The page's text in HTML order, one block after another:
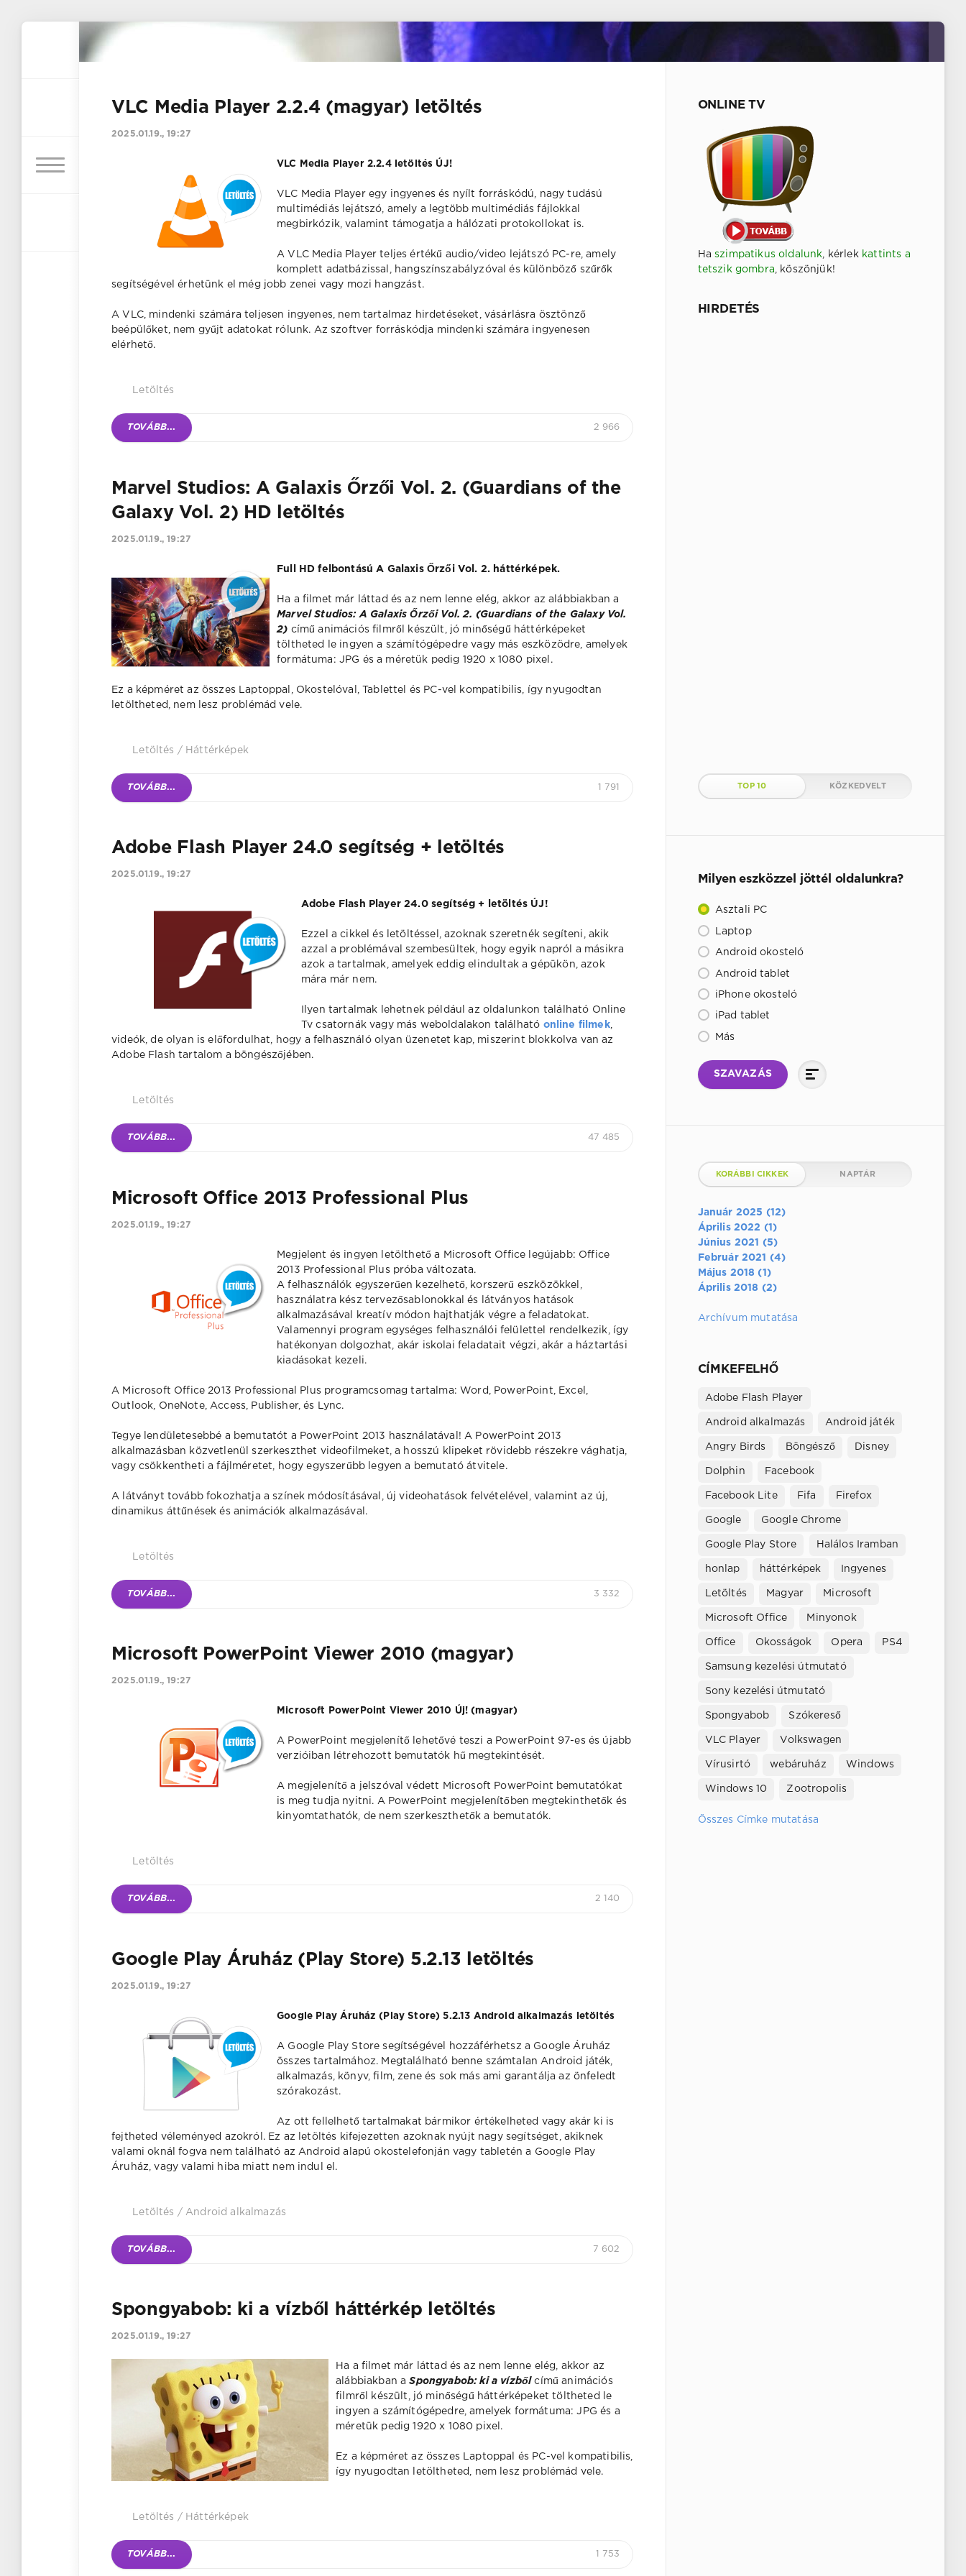
VLC Media Player 2.2.4 (magyar) letöltés
2025.01.19., 19:27
VLC Media Player 2.2.4 letöltés ÚJ!
VLC Media Player egy ingyenes és nyílt forráskódú, nagy tudású
multimédiás lejátszó, amely a legtöbb multimédiás fájlokkal
megbirkózik, valamint támogatja a hálózati protokollokat is.
A VLC Media Player teljes értékű audio/video lejátszó PC-re, amely
komplett adatbázissal, hangszínszabályzóval és különböző szűrők
segítségével érhetünk el még jobb zenei vagy mozi hangzást.
A VLC, mindenki számára teljesen ingyenes, nem tartalmaz hirdetéseket, vásárlásra ösztönző
beépülőket, nem gyűjt adatokat rólunk. Az szoftver forráskódja mindenki számára ingyenesen
elérhető.
Letöltés
TOVÁBB... 2 966
Marvel Studios: A Galaxis Őrzői Vol. 2. (Guardians of the
Galaxy Vol. 2) HD letöltés
2025.01.19., 19:27
Full HD felbontású A Galaxis Őrzői Vol. 2. háttérképek.
Ha a filmet már láttad és az nem lenne elég, akkor az alábbiakban a
Marvel Studios: A Galaxis Őrzői Vol. 2. (Guardians of the Galaxy Vol.
2) című animációs filmről készült, jó minőségű háttérképeket
töltheted le ingyen a számítógépedre vagy más eszközödre, amelyek
formátuma: JPG és a méretük pedig 1920 x 1080 pixel.
Ez a képméret az összes Laptoppal, Okostelóval, Tablettel és PC-vel kompatibilis, így nyugodtan
letöltheted, nem lesz problémád vele.
Letöltés / Háttérképek
TOVÁBB... 1 791
Adobe Flash Player 24.0 segítség + letöltés
2025.01.19., 19:27
Adobe Flash Player 24.0 segítség + letöltés ÚJ!
Ezzel a cikkel és letöltéssel, azoknak szeretnék segíteni, akik
azzal a problémával szembesültek, hogy egyik napról a másikra
azok a tartalmak, amelyek eddig elindultak a gépükön, azok
mára már nem.
Ilyen tartalmak lehetnek például az oldalunkon található Online
Tv csatornák vagy más weboldalakon található online filmek,
videók, de olyan is előfordulhat, hogy a felhasználó olyan üzenetet kap, miszerint blokkolva van az
Adobe Flash tartalom a böngészőjében.
Letöltés
TOVÁBB... 47 485
Microsoft Office 2013 Professional Plus
2025.01.19., 19:27
Megjelent és ingyen letölthető a Microsoft Office legújabb: Office
2013 Professional Plus próba változata.
A felhasználók egyszerűen kezelhető, korszerű eszközökkel,
használatra kész tervezősablonokkal és látványos hatások
alkalmazásával kreatív módon hajthatják végre a feladatokat.
Valamennyi program egységes felhasználói felülettel rendelkezik, így
hatékonyan dolgozhat, akár iskolai feladatait végzi, akár a háztartási
kiadásokat kezeli.
A Microsoft Office 2013 Professional Plus programcsomag tartalma: Word, PowerPoint, Excel,
Outlook, OneNote, Access, Publisher, és Lync.
Tegye lendületesebbé a bemutatót a PowerPoint 2013 használatával! A PowerPoint 2013
alkalmazásban közvetlenül szerkeszthet videofilmeket, a hosszú klipeket rövidebb részekre vághatja,
vagy csökkentheti a fájlméretet, hogy egyszerűbb legyen a bemutató átvitele.
A látványt tovább fokozhatja a színek módosításával, új videohatások felvételével, valamint az új,
dinamikus áttűnések és animációk alkalmazásával.
Letöltés
TOVÁBB... 3 332
Microsoft PowerPoint Viewer 2010 (magyar)
2025.01.19., 19:27
Microsoft PowerPoint Viewer 2010 Új! (magyar)
A PowerPoint megjelenítő lehetővé teszi a PowerPoint 97-es és újabb
verzióiban létrehozott bemutatók hű megtekintését.
A megjelenítő a jelszóval védett Microsoft PowerPoint bemutatókat
is meg tudja nyitni. A PowerPoint megjelenítőben megtekinthetők és
kinyomtathatók, de nem szerkeszthetők a bemutatók.
Letöltés
TOVÁBB... 2 140
Google Play Áruház (Play Store) 5.2.13 letöltés
2025.01.19., 19:27
Google Play Áruház (Play Store) 5.2.13 Android alkalmazás letöltés
A Google Play Store segítségével hozzáférhetsz a Google Áruház
összes tartalmához. Megtalálható benne számtalan Android játék,
alkalmazás, könyv, film, zene és sok más ami garantálja az önfeledt
szórakozást.
Az ott fellelhető tartalmakat bármikor értékelheted vagy akár ki is
fejtheted véleményed azokról. Ez az letöltés kifejezetten azoknak nyújt nagy segítséget, akiknek
valami oknál fogva nem található az Android alapú okostelefonján vagy tabletén a Google Play
Áruház, vagy valami hiba miatt nem indul el.
Letöltés / Android alkalmazás
TOVÁBB... 7 602
Spongyabob: ki a vízből háttérkép letöltés
2025.01.19., 19:27
Ha a filmet már láttad és az nem lenne elég, akkor az
alábbiakban aSpongyabob: ki a vízbőlcímű animációs
filmről készült, jó minőségű háttérképeket töltheted le
ingyen a számítógépedre, amelyek formátuma: JPG és a
méretük pedig 1920 x 1080 pixel.
Ez a képméret az összes Laptoppal és PC-vel kompatibilis,
így nyugodtan letöltheted, nem lesz problémád vele.
Letöltés / Háttérképek
TOVÁBB... 1 753
ONLINE TV
Haszimpatikus oldalunk, kérlek kattints a
tetszik gombra, köszönjük!
HIRDETÉS
TOP 10 KÖZKEDVELT
Milyen eszközzel jöttél oldalunkra?
Asztali PC
Laptop
Android okosteló
Android tablet
iPhone okosteló
iPad tablet
Más
SZAVAZÁS
KORÁBBI CIKKEK NAPTÁR
Január 2025 (12)
Április 2022 (1)
Június 2021 (5)
Február 2021 (4)
Május 2018 (1)
Április 2018 (2)
Archívum mutatása
CÍMKEFELHŐ
Adobe Flash Player
Android alkalmazás Android játék
Angry Birds Böngésző Disney
Dolphin Facebook
Facebook Lite Fifa Firefox
Google Google Chrome
Google Play Store Halálos Iramban
honlap háttérképek Ingyenes
Letöltés Magyar Microsoft
Microsoft Office Minyonok
Office Okosságok Opera PS4
Samsung kezelési útmutató
Sony kezelési útmutató
Spongyabob Szókereső
VLC Player Volkswagen
Vírusirtó webáruház Windows
Windows 10 Zootropolis
Összes Címke mutatása